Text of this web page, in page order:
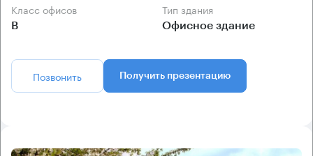
Класс офисов
B
Тип здания
Офисное здание
Позвонить Получить презентацию